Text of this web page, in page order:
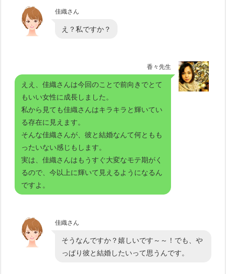
佳織さん
え？私ですか？
香々先生
ええ、佳織さんは今回のことで前向きでとて
もいい女性に成長しました。
私から見ても佳織さんはキラキラと輝いてい
る存在に見えます。
そんな佳織さんが、彼と結婚なんて何ともも
ったいない感じもします。
実は、佳織さんはもうすぐ大変なモテ期がく
るので、今以上に輝いて見えるようになるん
ですよ。
佳織さん
そうなんですか？嬉しいです～～！でも、や
っぱり彼と結婚したいって思うんです。